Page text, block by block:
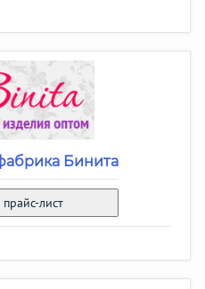
Бинита
лист